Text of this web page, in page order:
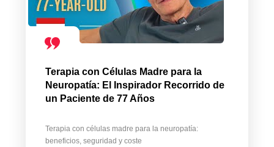
Terapia con Células Madre para la
Neuropatía: El Inspirador Recorrido de
un Paciente de 77 Años
Terapia con células madre para la neuropatía:
beneficios, seguridad y coste